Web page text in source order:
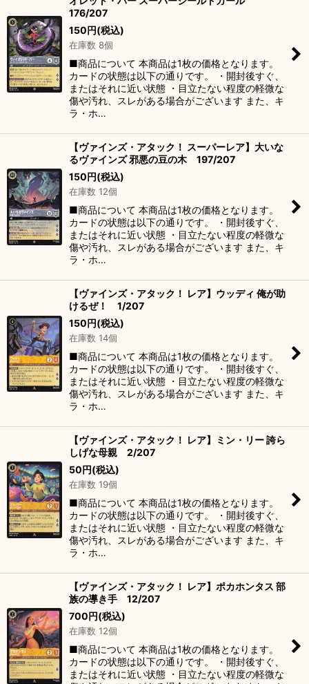
176/207
150円(税込)
在庫数 8個
■商品について 本商品は1枚の価格となります。
カードの状態は以下の通りです。 ・開封後すぐ、
またはそれに近い状態 ・目立たない程度の軽微な
傷や汚れ、スレがある場合がございます また、キ
ラ・ホ…
【ヴァインズ・アタック！ スーパーレア】大いな
るヴァインズ 邪悪の豆の木 197/207
150円(税込)
在庫数 12個
■商品について 本商品は1枚の価格となります。
カードの状態は以下の通りです。 ・開封後すぐ、
またはそれに近い状態 ・目立たない程度の軽微な
傷や汚れ、スレがある場合がございます また、キ
ラ・ホ…
【ヴァインズ・アタック！ レア】ウッディ 俺が助
けるぜ！ 1/207
150円(税込)
在庫数 14個
■商品について 本商品は1枚の価格となります。
カードの状態は以下の通りです。 ・開封後すぐ、
またはそれに近い状態 ・目立たない程度の軽微な
傷や汚れ、スレがある場合がございます また、キ
ラ・ホ…
【ヴァインズ・アタック！ レア】ミン・リー 誇ら
しげな母親 2/207
50円(税込)
在庫数 19個
■商品について 本商品は1枚の価格となります。
カードの状態は以下の通りです。 ・開封後すぐ、
またはそれに近い状態 ・目立たない程度の軽微な
傷や汚れ、スレがある場合がございます また、キ
ラ・ホ…
【ヴァインズ・アタック！ レア】ポカホンタス 部
族の導き手 12/207
700円(税込)
在庫数 12個
■商品について 本商品は1枚の価格となります。
カードの状態は以下の通りです。 ・開封後すぐ、
またはそれに近い状態 ・目立たない程度の軽微な